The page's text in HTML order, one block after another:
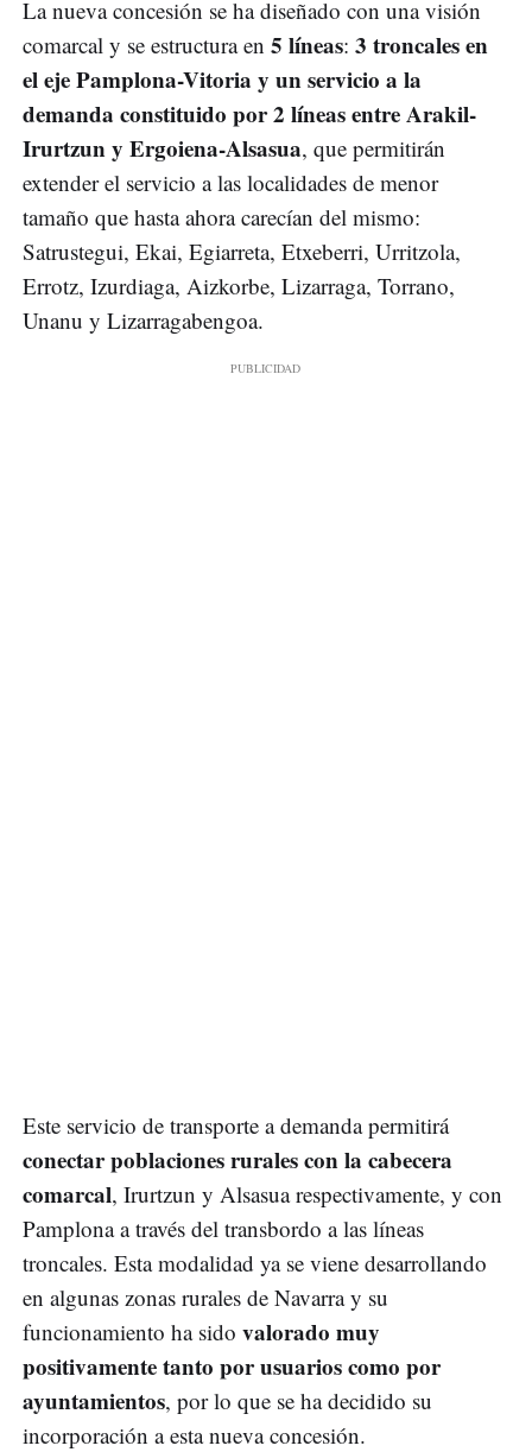
La nueva concesión se ha diseñado con una visión
comarcal y se estructura en 5 líneas: 3 troncales en
el eje Pamplona-Vitoria y un servicio a la
demanda constituido por 2 líneas entre Arakil-
Irurtzun y Ergoiena-Alsasua, que permitirán
extender el servicio a las localidades de menor
tamaño que hasta ahora carecían del mismo:
Satrustegui, Ekai, Egiarreta, Etxeberri, Urritzola,
Errotz, Izurdiaga, Aizkorbe, Lizarraga, Torrano,
Unanu y Lizarragabengoa.
Este servicio de transporte a demanda permitirá
conectar poblaciones rurales con la cabecera
comarcal, Irurtzun y Alsasua respectivamente, y con
Pamplona a través del transbordo a las líneas
troncales. Esta modalidad ya se viene desarrollando
en algunas zonas rurales de Navarra y su
funcionamiento ha sido valorado muy
positivamente tanto por usuarios como por
ayuntamientos, por lo que se ha decidido su
incorporación a esta nueva concesión.